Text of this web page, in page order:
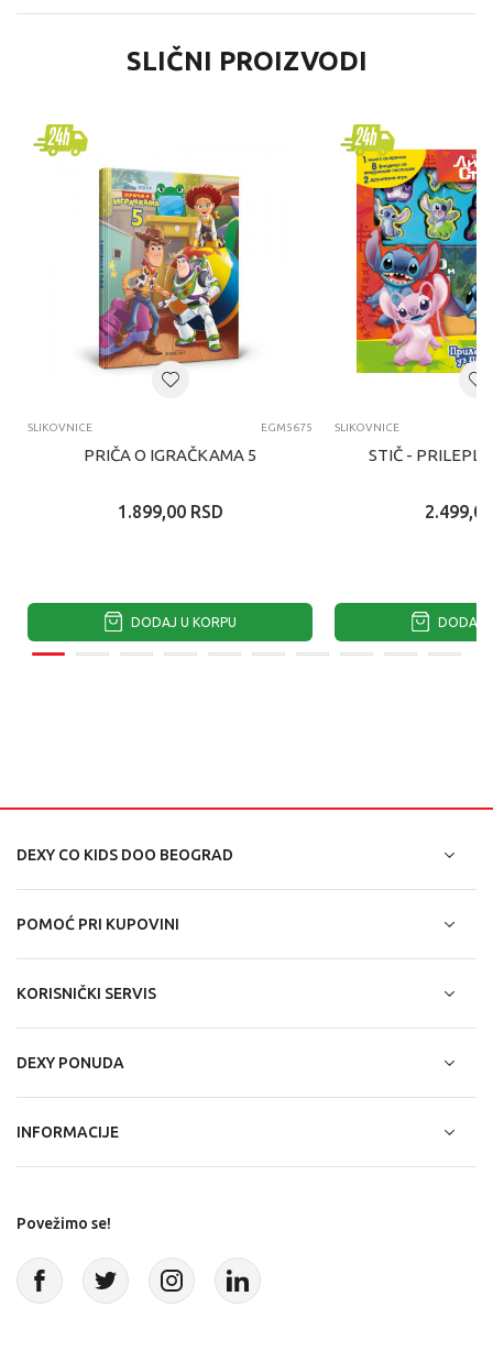
SLIČNI PROIZVODI
SLIKOVNICE EGM5675
PRIČA O IGRAČKAMA 5
1.899,00 RSD
DODAJ U KORPU
SLIKOVNICE
STIČ -
2.499,00
DODAJ
DEXY CO KIDS DOO BEOGRAD
POMOĆ PRI KUPOVINI
KORISNIČKI SERVIS
DEXY PONUDA
INFORMACIJE
Povežimo se!